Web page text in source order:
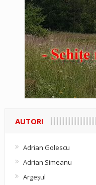
AUTORI
Adrian Golescu
Adrian Simeanu
Argeşul